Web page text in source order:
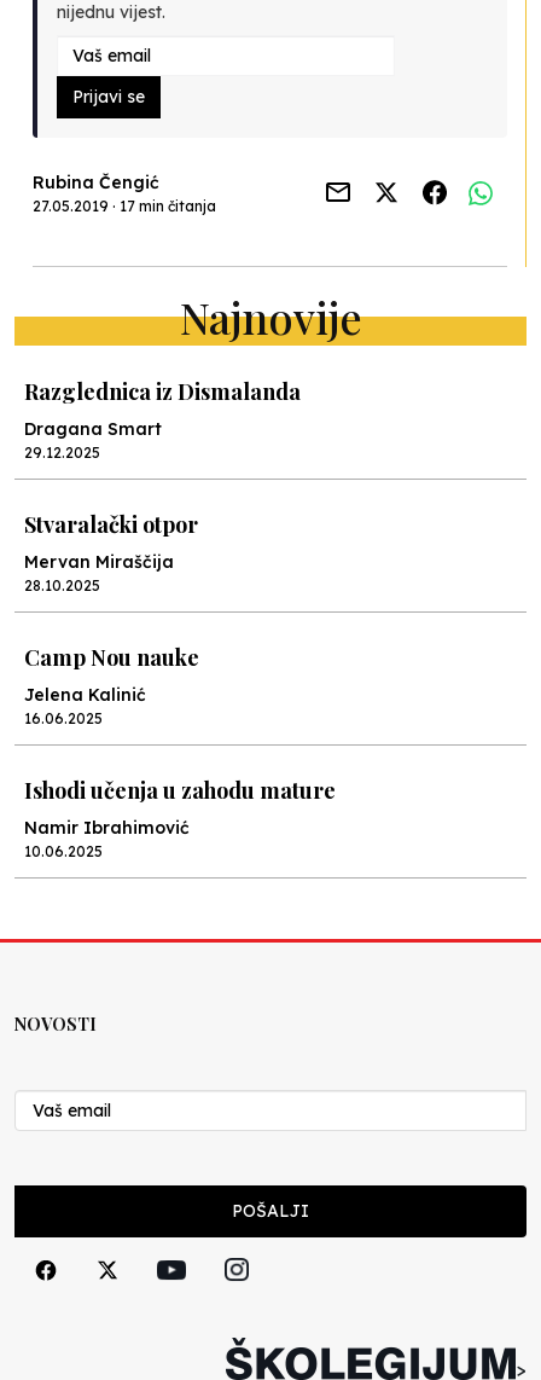
nijednu vijest.
Prijavi se
Rubina Čengić
27.05.2019 · 17 min čitanja
Najnovije
Razglednica iz Dismalanda
Dragana Smart
29.12.2025
Stvaralački otpor
Mervan Miraščija
28.10.2025
Camp Nou nauke
Jelena Kalinić
16.06.2025
Ishodi učenja u zahodu mature
Namir Ibrahimović
10.06.2025
Nenad Veličković
29.10.2024
Cuke i djeca
NOVOSTI
POŠALJI
>